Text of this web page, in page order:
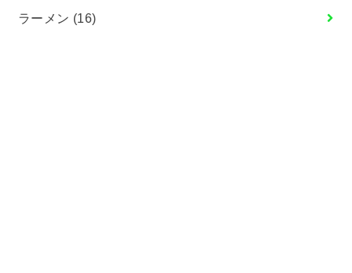
ラーメン (16)